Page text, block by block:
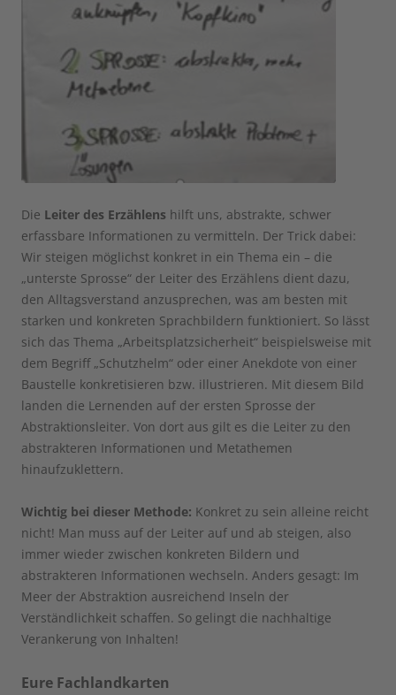
Die Leiter des Erzählens hilft uns, abstrakte, schwer
erfassbare Informationen zu vermitteln. Der Trick dabei:
Wir steigen möglichst konkret in ein Thema ein – die
„unterste Sprosse“ der Leiter des Erzählens dient dazu,
den Alltagsverstand anzusprechen, was am besten mit
starken und konkreten Sprachbildern funktioniert. So lässt
sich das Thema „Arbeitsplatzsicherheit“ beispielsweise mit
dem Begriff „Schutzhelm“ oder einer Anekdote von einer
Baustelle konkretisieren bzw. illustrieren. Mit diesem Bild
landen die Lernenden auf der ersten Sprosse der
Abstraktionsleiter. Von dort aus gilt es die Leiter zu den
abstrakteren Informationen und Metathemen
hinaufzuklettern.
Wichtig bei dieser Methode: Konkret zu sein alleine reicht
nicht! Man muss auf der Leiter auf und ab steigen, also
immer wieder zwischen konkreten Bildern und
abstrakteren Informationen wechseln. Anders gesagt: Im
Meer der Abstraktion ausreichend Inseln der
Verständlichkeit schaffen. So gelingt die nachhaltige
Verankerung von Inhalten!
Eure Fachlandkarten